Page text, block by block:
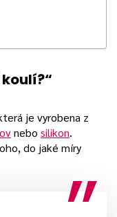
je vyrobena z
nebo silikon.
do jaké míry